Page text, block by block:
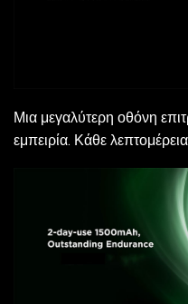
Μια μεγαλύτερη οθόνη
εμπειρία. Κάθε